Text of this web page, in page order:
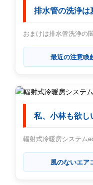
排水管の洗浄は
おまけは排水管洗浄の
最近の注意喚
私、小林も欲し
輻射式冷暖房システム
風のないエア